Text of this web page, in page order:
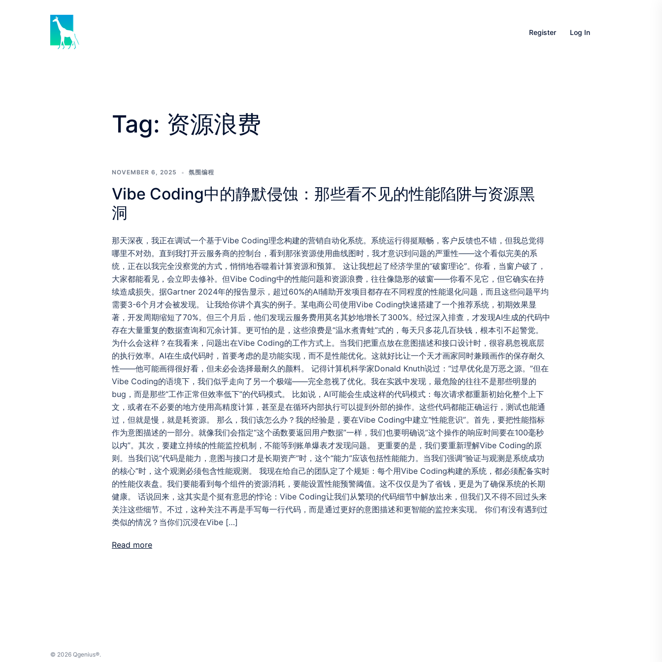
Register Log In
Tag: 资源浪费
NOVEMBER 6, 2025 氛围编程
Vibe Coding中的静默侵蚀：那些看不见的性能陷阱与资源黑
洞
那天深夜，我正在调试一个基于Vibe Coding理念构建的营销自动化系统。系统运行得挺顺畅，客户反馈也不错，但我总觉得
哪里不对劲。直到我打开云服务商的控制台，看到那张资源使用曲线图时，我才意识到问题的严重性——这个看似完美的系
统，正在以我完全没察觉的方式，悄悄地吞噬着计算资源和预算。 这让我想起了经济学里的“破窗理论”。你看，当窗户破了，
大家都能看见，会立即去修补。但Vibe Coding中的性能问题和资源浪费，往往像隐形的破窗——你看不见它，但它确实在持
续造成损失。据Gartner 2024年的报告显示，超过60%的AI辅助开发项目都存在不同程度的性能退化问题，而且这些问题平均
需要3-6个月才会被发现。 让我给你讲个真实的例子。某电商公司使用Vibe Coding快速搭建了一个推荐系统，初期效果显
著，开发周期缩短了70%。但三个月后，他们发现云服务费用莫名其妙地增长了300%。经过深入排查，才发现AI生成的代码中
存在大量重复的数据查询和冗余计算。更可怕的是，这些浪费是“温水煮青蛙”式的，每天只多花几百块钱，根本引不起警觉。
为什么会这样？在我看来，问题出在Vibe Coding的工作方式上。当我们把重点放在意图描述和接口设计时，很容易忽视底层
的执行效率。AI在生成代码时，首要考虑的是功能实现，而不是性能优化。这就好比让一个天才画家同时兼顾画作的保存耐久
性——他可能画得很好看，但未必会选择最耐久的颜料。 记得计算机科学家Donald Knuth说过：“过早优化是万恶之源。”但在
Vibe Coding的语境下，我们似乎走向了另一个极端——完全忽视了优化。我在实践中发现，最危险的往往不是那些明显的
bug，而是那些“工作正常但效率低下”的代码模式。 比如说，AI可能会生成这样的代码模式：每次请求都重新初始化整个上下
文，或者在不必要的地方使用高精度计算，甚至是在循环内部执行可以提到外部的操作。这些代码都能正确运行，测试也能通
过，但就是慢，就是耗资源。 那么，我们该怎么办？我的经验是，要在Vibe Coding中建立“性能意识”。首先，要把性能指标
作为意图描述的一部分。就像我们会指定“这个函数要返回用户数据”一样，我们也要明确说“这个操作的响应时间要在100毫秒
以内”。其次，要建立持续的性能监控机制，不能等到账单爆表才发现问题。 更重要的是，我们要重新理解Vibe Coding的原
则。当我们说“代码是能力，意图与接口才是长期资产”时，这个“能力”应该包括性能能力。当我们强调“验证与观测是系统成功
的核心”时，这个观测必须包含性能观测。 我现在给自己的团队定了个规矩：每个用Vibe Coding构建的系统，都必须配备实时
的性能仪表盘。我们要能看到每个组件的资源消耗，要能设置性能预警阈值。这不仅仅是为了省钱，更是为了确保系统的长期
健康。 话说回来，这其实是个挺有意思的悖论：Vibe Coding让我们从繁琐的代码细节中解放出来，但我们又不得不回过头来
关注这些细节。不过，这种关注不再是手写每一行代码，而是通过更好的意图描述和更智能的监控来实现。 你们有没有遇到过
类似的情况？当你们沉浸在Vibe […]
Read more
© 2026 Qgenius®.